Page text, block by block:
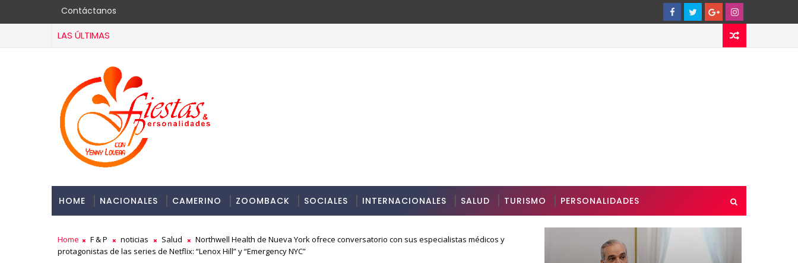
Contáctanos
LAS ÚLTIMAS
HOME NACIONALES CAMERINO ZOOMBACK SOCIALES INTERNACIONALES SALUD TURISMO PERSONALIDADES
Home F & P noticias Salud
Northwell Health de Nueva York ofrece conversatorio con sus especialistas médicos y
protagonistas de las series de Netflix: “Lenox Hill” y “Emergency NYC”